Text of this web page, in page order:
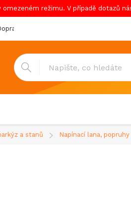
režimu. V případě dotazů
& platba
a stanů Napínací lana,